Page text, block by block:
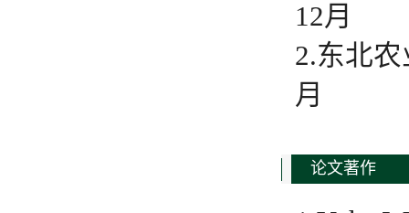
12月
2.东北农
月
论文著作